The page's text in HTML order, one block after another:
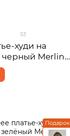
53
худи на
Merlini
54-56
Подарок